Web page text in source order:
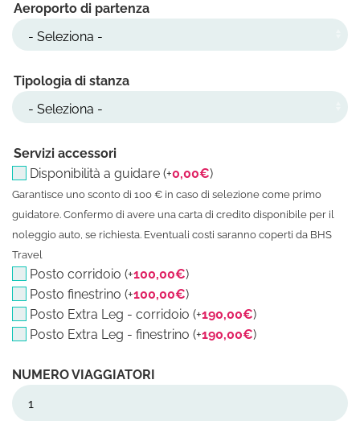
Aeroporto di partenza
Tipologia di stanza
Servizi accessori
Disponibilità a guidare (+0,00€)
Garantisce uno sconto di 100 € in caso di selezione come primo
guidatore. Confermo di avere una carta di credito disponibile per il
noleggio auto, se richiesta. Eventuali costi saranno coperti da BHS
Travel
Posto corridoio (+100,00€)
Posto finestrino (+100,00€)
Posto Extra Leg - corridoio (+190,00€)
Posto Extra Leg - finestrino (+190,00€)